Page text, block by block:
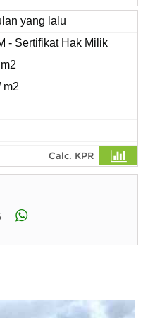
yang lalu
- Sertifikat Hak Milik
m2
Calc. KPR